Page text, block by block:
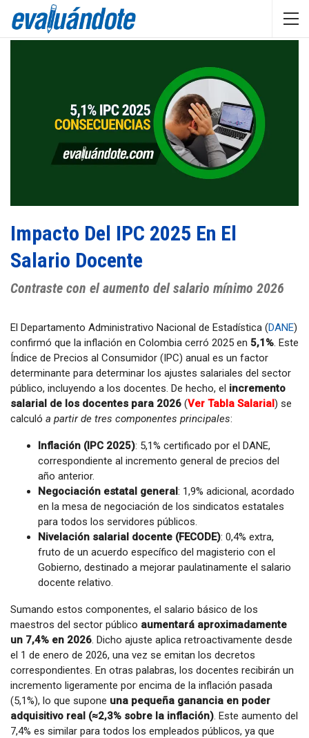
Impacto Del IPC 2025 En El
Salario Docente
Contraste con el aumento del salario mínimo 2026
El Departamento Administrativo Nacional de Estadística (DANE)
confirmó que la inflación en Colombia cerró 2025 en 5,1%. Este
Índice de Precios al Consumidor (IPC) anual es un factor
determinante para determinar los ajustes salariales del sector
público, incluyendo a los docentes. De hecho, el incremento
salarial de los docentes para 2026 (Ver Tabla Salarial) se
calculó a partir de tres componentes principales:
Inflación (IPC 2025): 5,1% certificado por el DANE,
correspondiente al incremento general de precios del
año anterior.
Negociación estatal general: 1,9% adicional, acordado
en la mesa de negociación de los sindicatos estatales
para todos los servidores públicos.
Nivelación salarial docente (FECODE): 0,4% extra,
fruto de un acuerdo específico del magisterio con el
Gobierno, destinado a mejorar paulatinamente el salario
docente relativo.
Sumando estos componentes, el salario básico de los
maestros del sector público aumentará aproximadamente
un 7,4% en 2026. Dicho ajuste aplica retroactivamente desde
el 1 de enero de 2026, una vez se emitan los decretos
correspondientes. En otras palabras, los docentes recibirán un
incremento ligeramente por encima de la inflación pasada
(5,1%), lo que supone una pequeña ganancia en poder
adquisitivo real (≈2,3% sobre la inflación). Este aumento del
7,4% es similar para todos los empleados públicos, ya que